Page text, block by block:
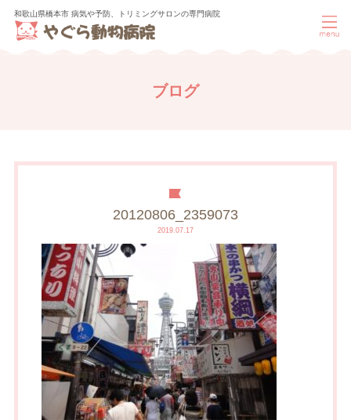
和歌山県橋本市 病気や予防、トリミングサロンの専門病院
ブログ
20120806_2359073
2019.07.17